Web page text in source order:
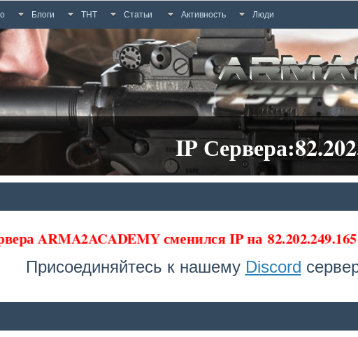
Блоги ТНТ Статьи Активность Люди
IP
ARMA2ACADEMY сменился IP на
Присоединяйтесь к нашему Discord